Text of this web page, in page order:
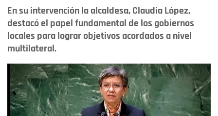
En su intervención la alcaldesa, Claudia López,
destacó el papel fundamental de los gobiernos
locales para lograr objetivos acordados a nivel
multilateral.